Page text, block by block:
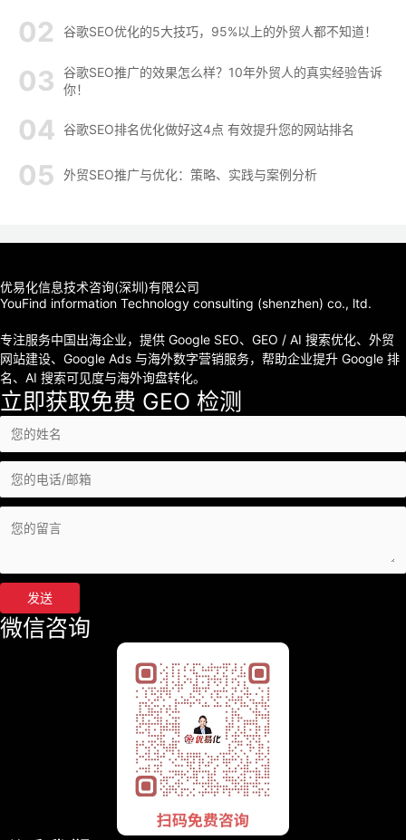
谷歌SEO优化的5大技巧，95%以上的外贸人都不知道！
谷歌SEO推广的效果怎么样？10年外贸人的真实经验告诉
你！
谷歌SEO排名优化做好这4点 有效提升您的网站排名
外贸SEO推广与优化：策略、实践与案例分析
优易化信息技术咨询(深圳)有限公司
YouFind information Technology consulting (shenzhen) co., ltd.
专注服务中国出海企业，提供 Google SEO、GEO / AI 搜索优化、外贸
网站建设、Google Ads 与海外数字营销服务，帮助企业提升 Google 排
名、AI 搜索可见度与海外询盘转化。
立即获取免费 GEO 检测
发送
微信咨询